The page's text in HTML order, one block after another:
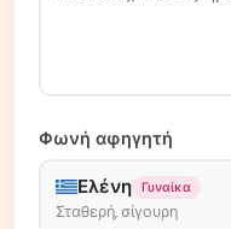
Φωνή αφηγητή
Ελένη Γυναίκα
Σταθερή, σίγουρη